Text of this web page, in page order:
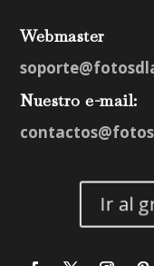
Webmaster
Nuestro e-mail:
Ir al